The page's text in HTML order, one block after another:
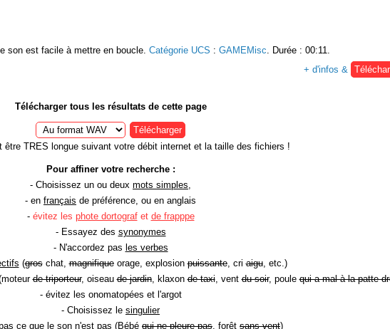
son est facile à mettre en boucle. Catégorie UCS : GAMEMisc . Durée : 00:11.
+ d'infos &
Télécharger tous les résultats de cette page
Télécharger
être TRES longue suivant votre débit internet et la taille des fichiers !
Pour affiner votre recherche :
- Choisissez un ou deux mots simples
- en français de préférence, ou en anglais
- évitez les phote dortografet de frapppe
- Essayez des synonymes
- N'accordez pas les verbes
(groschat,magnifiqueorage, explosionpuissante, criaigu, etc.)
de triporteur, oiseaude jardin, klaxonde taxi, ventdu soir, poulequi a mal à la patte
- évitez les onomatopées et l'argot
- Choisissez le singulier
ce que le son n'est pas (Bébé qui ne pleure pas , forêt sans vent)